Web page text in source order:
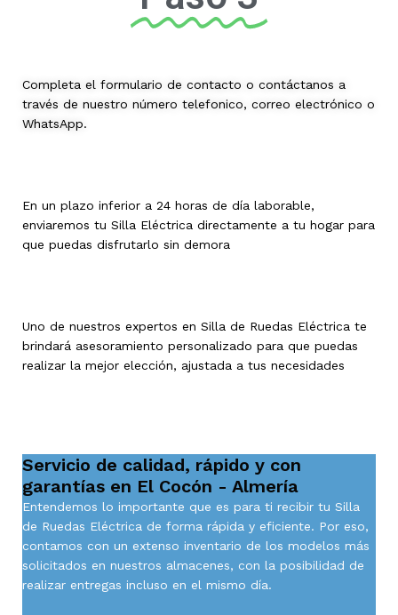
Completa el formulario de contacto o contáctanos a
través de nuestro número telefonico, correo electrónico o
WhatsApp.
En un plazo inferior a 24 horas de día laborable,
enviaremos tu Silla Eléctrica directamente a tu hogar para
que puedas disfrutarlo sin demora
Uno de nuestros expertos en Silla de Ruedas Eléctrica te
brindará asesoramiento personalizado para que puedas
realizar la mejor elección, ajustada a tus necesidades
Servicio de calidad, rápido y con
garantías en El Cocón - Almería
Entendemos lo importante que es para ti recibir tu Silla
de Ruedas Eléctrica de forma rápida y eficiente. Por eso,
contamos con un extenso inventario de los modelos más
solicitados en nuestros almacenes, con la posibilidad de
realizar entregas incluso en el mismo día.